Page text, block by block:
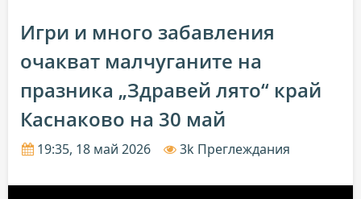
Игри и много забавления
очакват малчуганите на
празника „Здравей лято“ край
Каснаково на 30 май
19:35, 18 май 2026 3k Преглеждания